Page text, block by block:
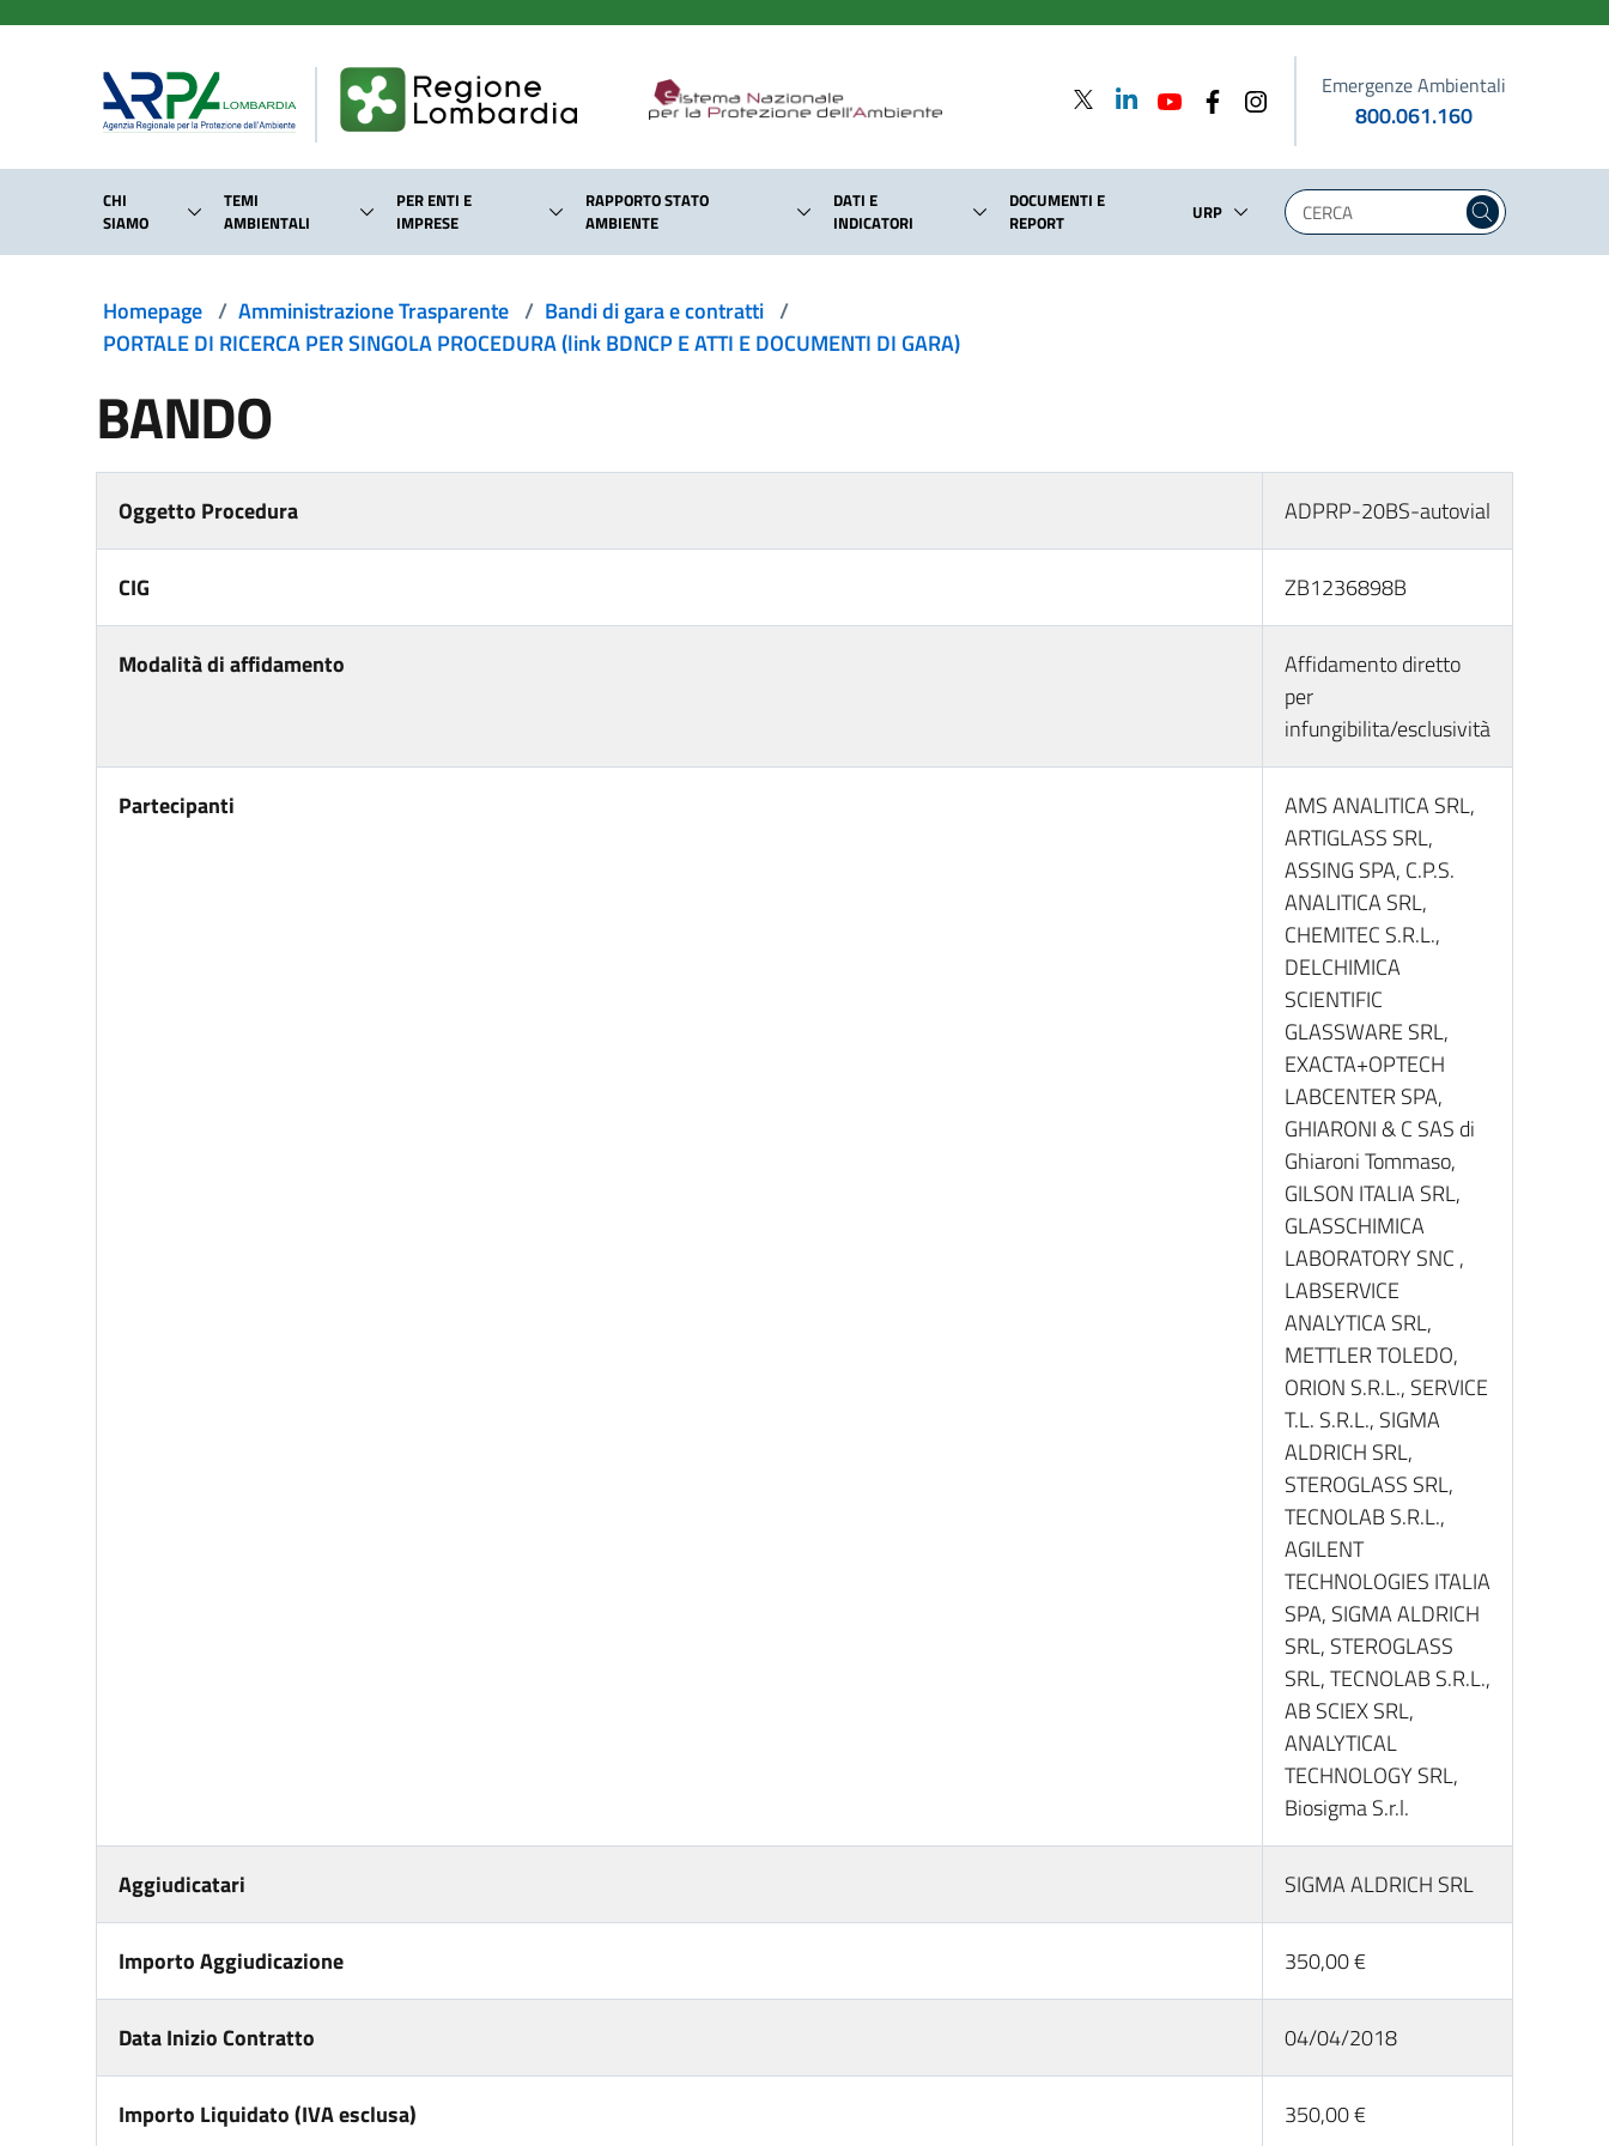
Emergenze Ambientali
800.061.160
CHI
SIAMO
TEMI
AMBIENTALI
PER ENTI E
IMPRESE
RAPPORTO STATO
AMBIENTE
DATI E
INDICATORI
DOCUMENTI E
REPORT
URP
Homepage / Amministrazione Trasparente / Bandi di gara e contratti /
PORTALE DI RICERCA PER SINGOLA PROCEDURA (link BDNCP E ATTI E DOCUMENTI DI GARA)
BANDO
Oggetto Procedura ADPRP-20BS-autovial
CIG ZB1236898B
Modalità di affidamento
Affidamento diretto
per
infungibilita/esclusività
Partecipanti
AMS ANALITICA SRL,
ARTIGLASS SRL,
ASSING SPA, C.P.S.
ANALITICA SRL,
CHEMITEC S.R.L.,
DELCHIMICA
SCIENTIFIC
GLASSWARE SRL,
EXACTA+OPTECH
LABCENTER SPA,
GHIARONI & C SAS di
Ghiaroni Tommaso,
GILSON ITALIA SRL,
GLASSCHIMICA
LABORATORY SNC ,
LABSERVICE
ANALYTICA SRL,
METTLER TOLEDO,
ORION S.R.L., SERVICE
T.L. S.R.L., SIGMA
ALDRICH SRL,
STEROGLASS SRL,
TECNOLAB S.R.L.,
AGILENT
TECHNOLOGIES ITALIA
SPA, SIGMA ALDRICH
SRL, STEROGLASS
SRL, TECNOLAB S.R.L.,
AB SCIEX SRL,
ANALYTICAL
TECHNOLOGY SRL,
Biosigma S.r.l.
Aggiudicatari SIGMA ALDRICH SRL
Importo Aggiudicazione 350,00 €
Data Inizio Contratto 04/04/2018
Importo Liquidato (IVA esclusa) 350,00 €